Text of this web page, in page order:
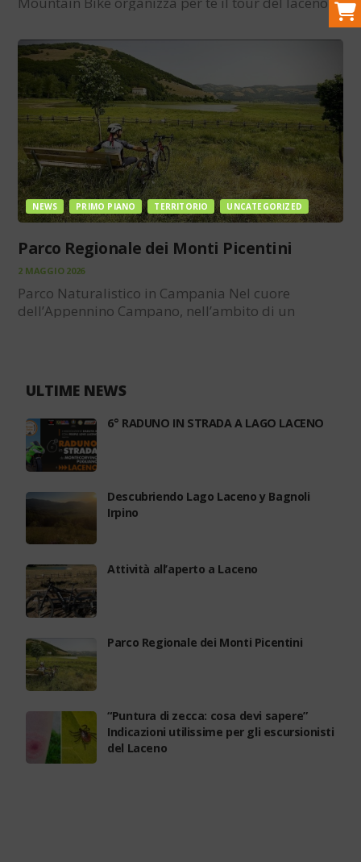
alte montagne ideali per gli amanti della
mountain-bike. Con tanti sentieri, alcuni dei
quali…
NEWS PRIMO PIANO TERRITORIO UNCATEGORIZED
Parco Regionale dei Monti Picentini
2 MAGGIO 2026
Parco Naturalistico in Campania Nel cuore
dell’Appennino Campano, nell’ambito di un
idrogeologico, territoriale oltre che per le citate…
ULTIME NEWS
6° RADUNO IN STRADA A LAGO LACENO
Descubriendo Lago Laceno y Bagnoli
Irpino
Attività all’aperto a Laceno
Parco Regionale dei Monti Picentini
“Puntura di zecca: cosa devi sapere”
Indicazioni utilissime per gli escursionisti
del Laceno